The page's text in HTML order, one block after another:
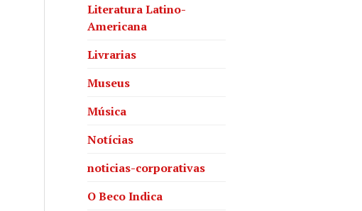
Literatura Latino-
Americana
Livrarias
Museus
Música
Notícias
noticias-corporativas
O Beco Indica